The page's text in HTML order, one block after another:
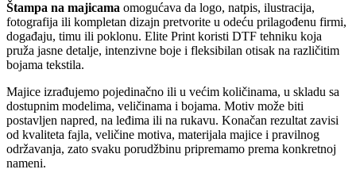
Štampa na majicama omogućava da logo, natpis, ilustracija,
fotografija ili kompletan dizajn pretvorite u odeću prilagođenu firmi,
događaju, timu ili poklonu. Elite Print koristi DTF tehniku koja
pruža jasne detalje, intenzivne boje i fleksibilan otisak na različitim
bojama tekstila.
Majice izrađujemo pojedinačno ili u većim količinama, u skladu sa
dostupnim modelima, veličinama i bojama. Motiv može biti
postavljen napred, na leđima ili na rukavu. Konačan rezultat zavisi
od kvaliteta fajla, veličine motiva, materijala majice i pravilnog
održavanja, zato svaku porudžbinu pripremamo prema konkretnoj
nameni.